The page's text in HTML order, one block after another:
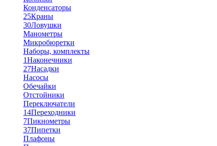
Конденсаторы
25Краны
30Ловушки
Манометры
Микробюретки
Наборы, комплекты
1Наконечники
27Насадки
Насосы
Обечайки
Отстойники
Переключатели
14Переходники
7Пикнометры
37Пипетки
Плафоны